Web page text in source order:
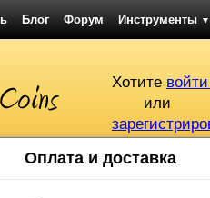
Блог Форум Инструменты ▼
Хотите
или
Оплата и доставка